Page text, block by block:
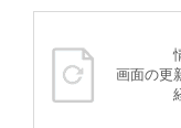
画面の更